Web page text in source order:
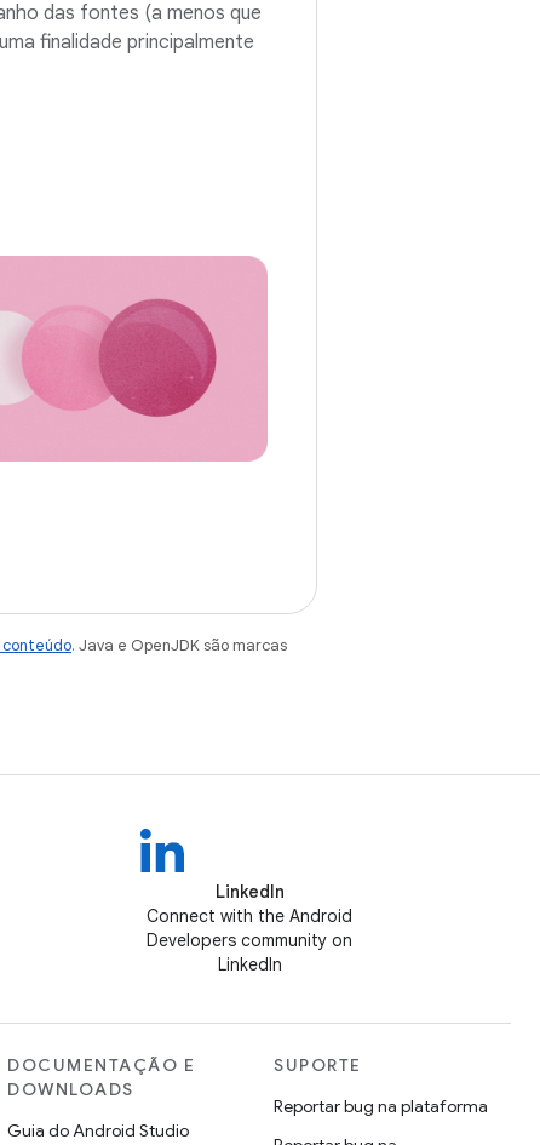
das fontes (a menos que
finalidade principalmente
. Java e OpenJDK são marcas
LinkedIn
Connect with the Android
Developers community on
LinkedIn
DOCUMENTAÇÃO E
DOWNLOADS
Guia do Android Studio
SUPORTE
Reportar bug na plataforma